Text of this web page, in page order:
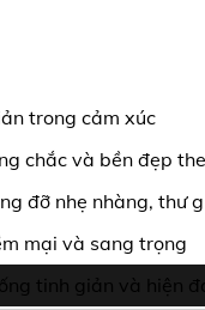
trong cảm xúc
chắc và bền đẹp
đỡ nhẹ nhàng, thư
mại và sang trọng
tinh giản và hiện